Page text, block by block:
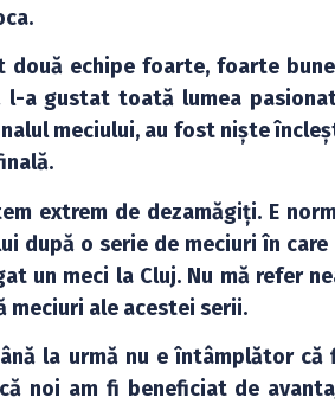
două echipe foarte, foarte
l-a gustat toată lumea
meciului, au fost niște
extrem de dezamăgiți. E
după o serie de meciuri în
un meci la Cluj. Nu mă refer
meciuri ale acestei serii.
la urmă nu e întâmplător
noi am fi beneficiat de